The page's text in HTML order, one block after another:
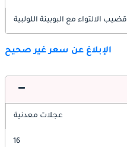
قضيب الالتواء مع البوبينة اللولبية
الإبلاغ عن سعر غير صحيح
عجلات معدنية
16